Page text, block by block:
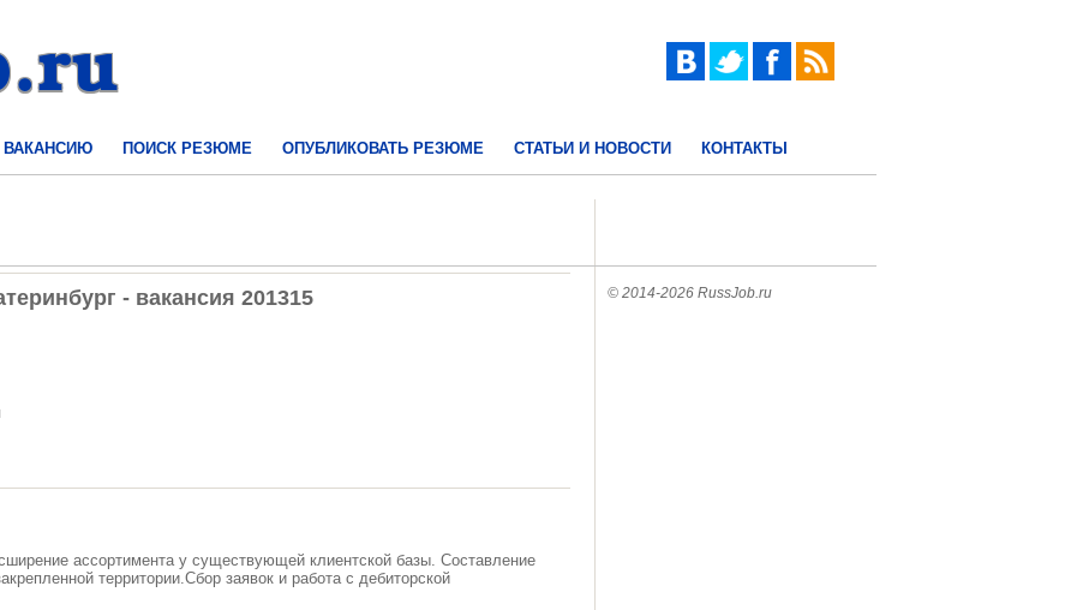
ВАКАНСИЮ ПОИСК РЕЗЮМЕ ОПУБЛИКОВАТЬ РЕЗЮМЕ СТАТЬИ И НОВОСТИ КОНТАКТЫ
- вакансия 201315
ассортимента у существующей клиентской базы. Составление
территории.Сбор заявок и работа с дебиторской
© 2014-2026 RussJob.ru